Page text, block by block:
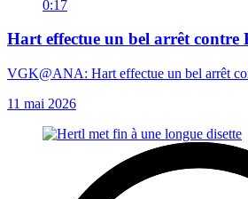
0:17
Hart effectue un bel arrêt
VGK@ANA: Hart effectue un bel arrêt
11 mai 2026